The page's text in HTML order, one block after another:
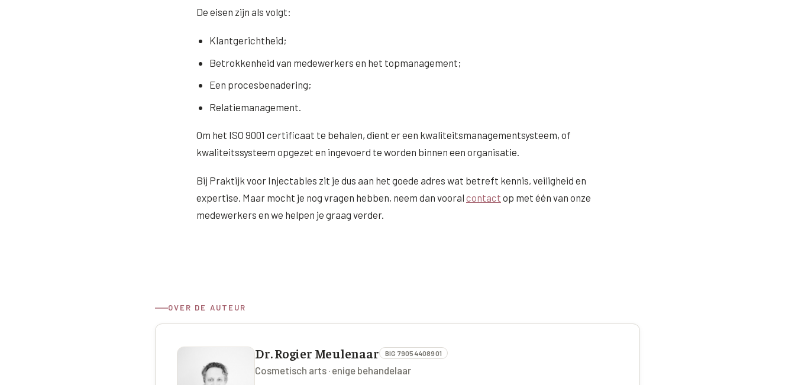
De eisen zijn als volgt:
Klantgerichtheid;
Betrokkenheid van medewerkers en het topmanagement;
Een procesbenadering;
Relatiemanagement.
Om het ISO 9001 certificaat te behalen, dient er een kwaliteitsmanagementsysteem, of
kwaliteitssysteem opgezet en ingevoerd te worden binnen een organisatie.
Bij Praktijk voor Injectables zit je dus aan het goede adres wat betreft kennis, veiligheid en
expertise. Maar mocht je nog vragen hebben, neem dan vooral contact op met één van onze
medewerkers en we helpen je graag verder.
OVER DE AUTEUR
Dr. Rogier Meulenaar BIG 79054408901
Cosmetisch arts · enige behandelaar